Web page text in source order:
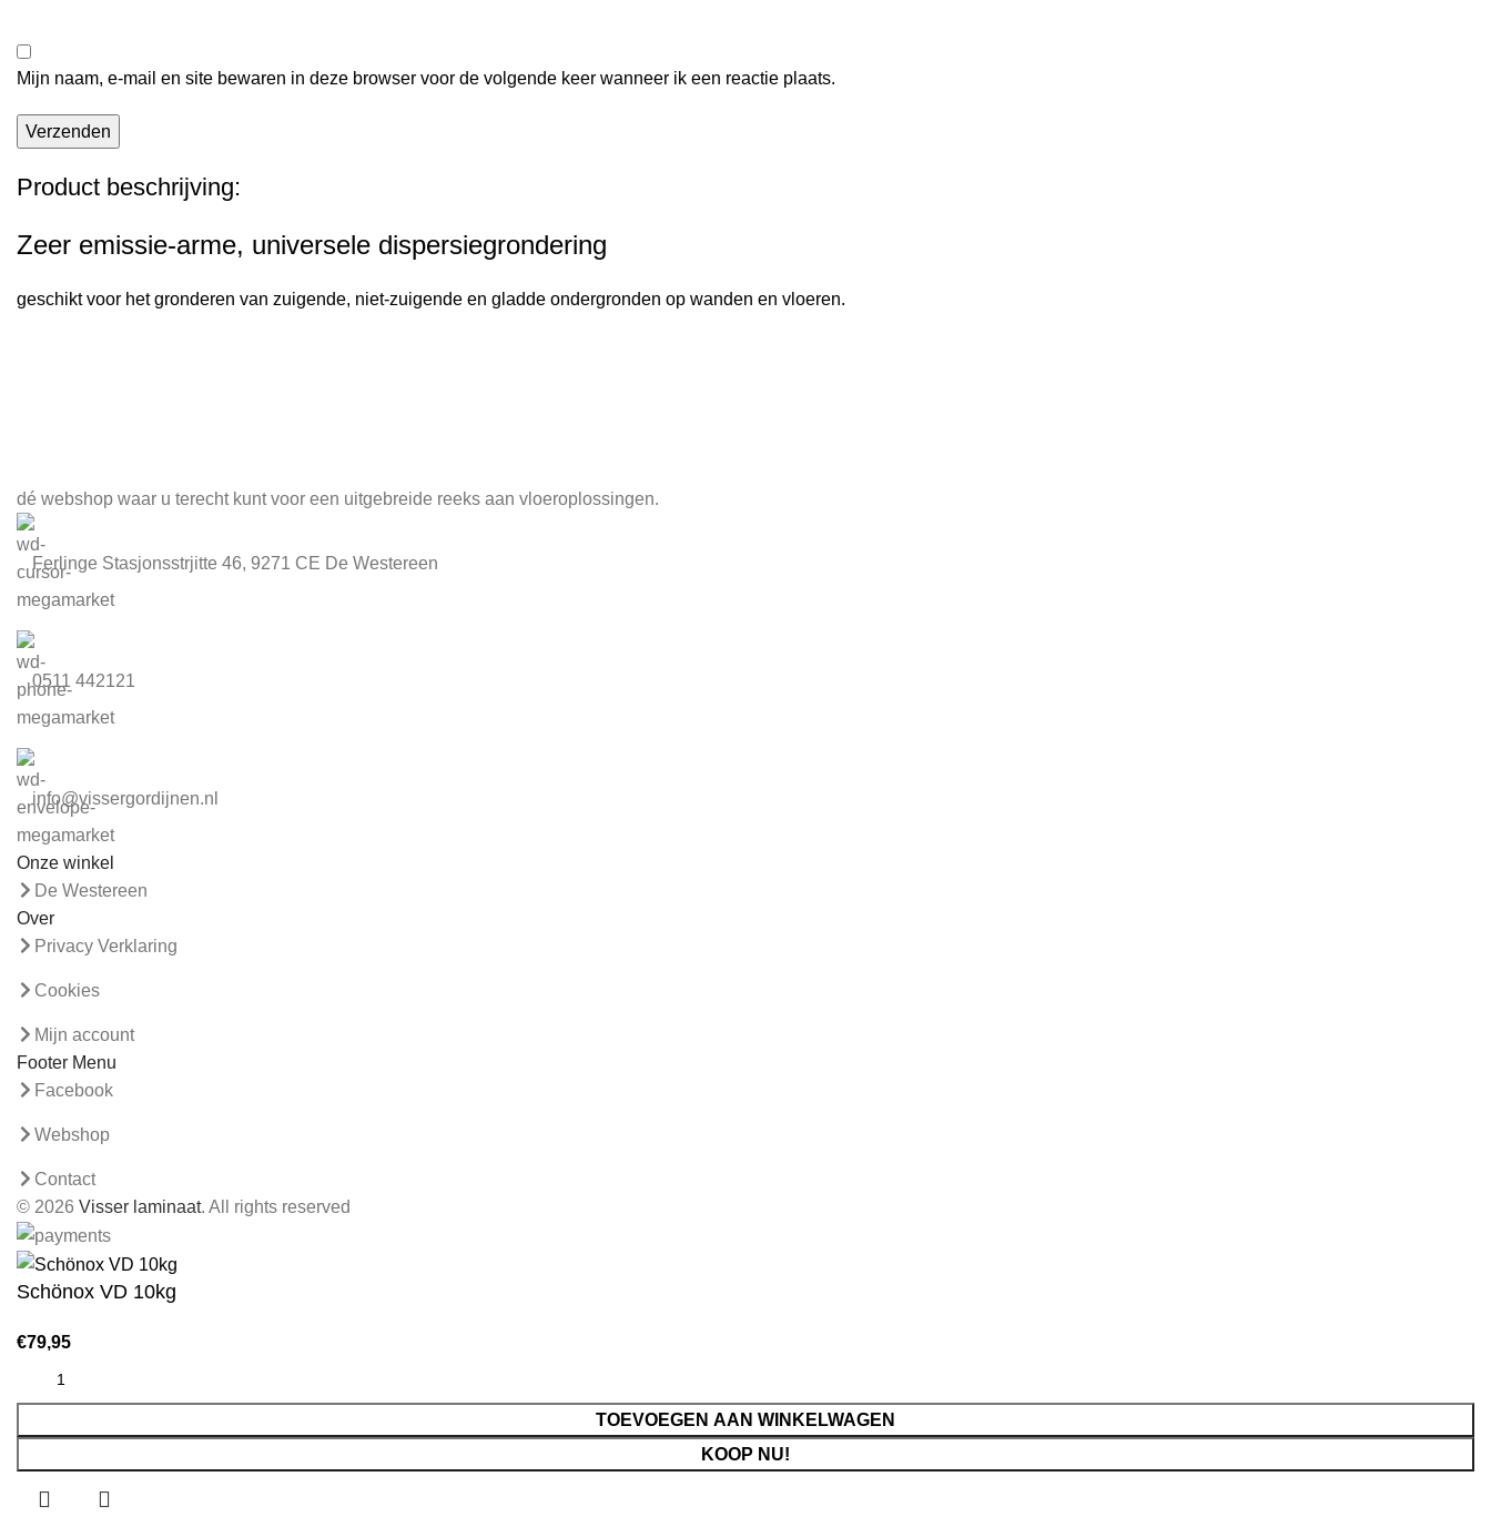
Mijn naam, e-mail en site bewaren in deze browser voor de volgende keer wanneer ik een reactie plaats.
Product beschrijving:
Zeer emissie-arme, universele dispersiegrondering
geschikt voor het gronderen van zuigende, niet-zuigende en gladde ondergronden op wanden en vloeren.
dé webshop waar u terecht kunt voor een uitgebreide reeks aan vloeroplossingen.
Ferlinge Stasjonsstrjitte 46, 9271 CE De Westereen
0511 442121
info@vissergordijnen.nl
Onze winkel
De Westereen
Over
Privacy Verklaring
Cookies
Mijn account
Footer Menu
Facebook
Webshop
Contact
© 2026 Visser laminaat. All rights reserved
Schönox VD 10kg
€79,95
TOEVOEGEN AAN WINKELWAGEN
KOOP NU!